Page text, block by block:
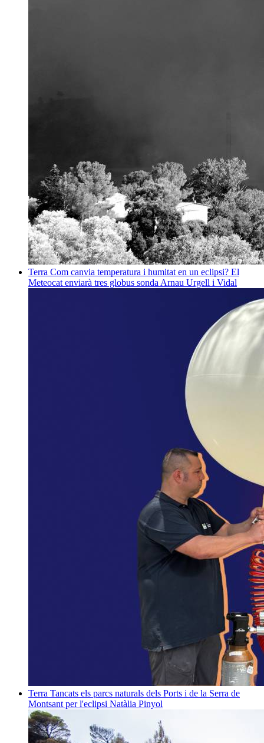
Terra Com canvia temperatura i humitat en un eclipsi? El
Meteocat enviarà tres globus sonda Arnau Urgell i Vidal
Terra Tancats els parcs naturals dels Ports i de la Serra de
Montsant per l'eclipsi Natàlia Pinyol